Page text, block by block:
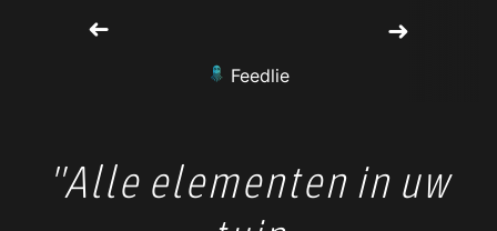
"Alle elementen in uw